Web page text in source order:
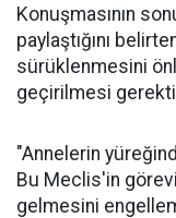
Konuşmasının
paylaştığını
sürüklenmesini
geçirilmesi
"Annelerin
Bu Meclis'in
gelmesini